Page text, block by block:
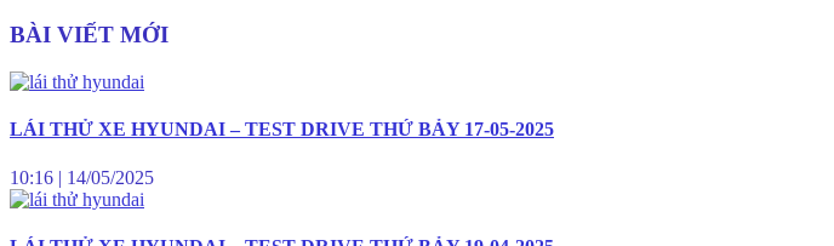
BÀI VIẾT MỚI
LÁI THỬ XE HYUNDAI – TEST DRIVE THỨ BẢY 17-05-2025
10:16 | 14/05/2025